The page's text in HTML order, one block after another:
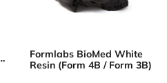
Formlabs BioMed White
Resin (Form 4B / Form 3B)